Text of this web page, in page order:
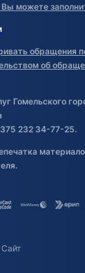
можете
обращения
об
Гомельского
232 34-77-25.